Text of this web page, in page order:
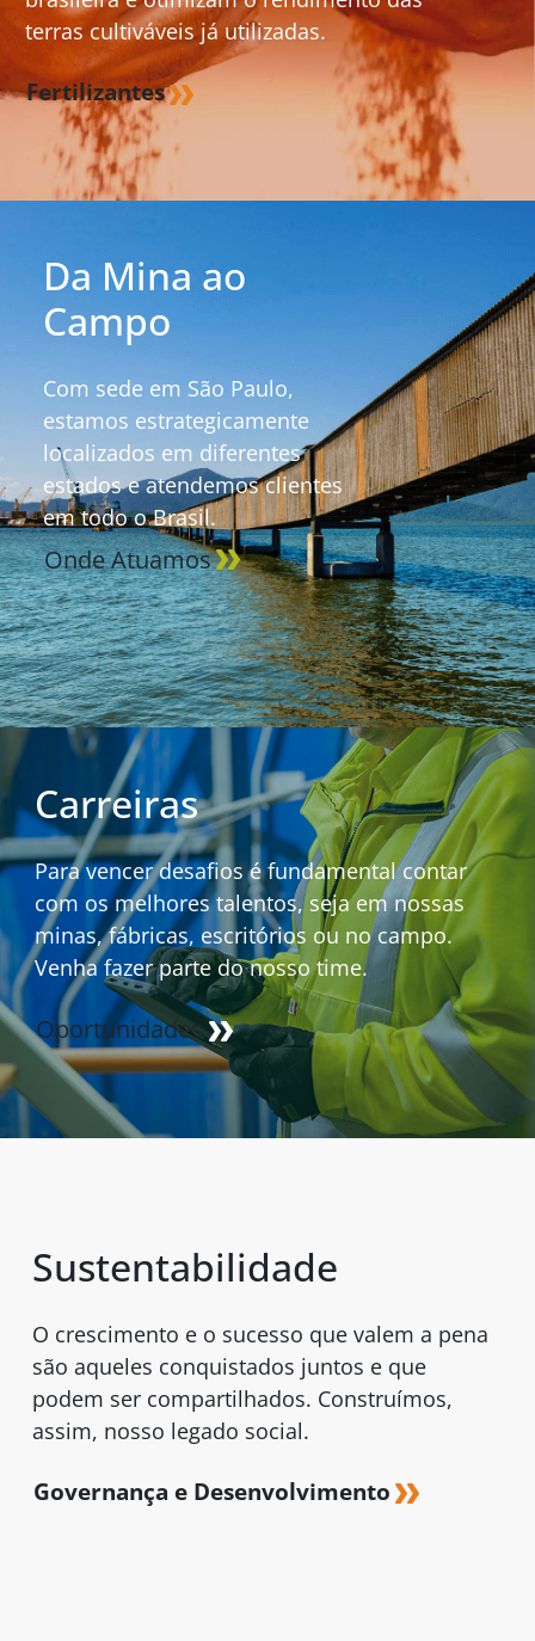
terras cultiváveis já utilizadas.
Fertilizantes
Da Mina ao
Campo
Com sede em São Paulo,
estamos estrategicamente
localizados em diferentes
estados e atendemos clientes
em todo o Brasil.
Onde Atuamos
Carreiras
Para vencer desafios é fundamental contar
com os melhores talentos, seja em nossas
minas, fábricas, escritórios ou no campo.
Venha fazer parte do nosso time.
Oportunidades
Sustentabilidade
O crescimento e o sucesso que valem a pena
são aqueles conquistados juntos e que
podem ser compartilhados. Construímos,
assim, nosso legado social.
Governança e Desenvolvimento